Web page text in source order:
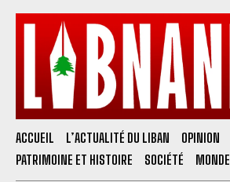
ACCUEIL L’ACTUALITÉ DU LIBAN
OPINION
PATRIMOINE ET HISTOIRE
SOCIÉTÉ MONDE